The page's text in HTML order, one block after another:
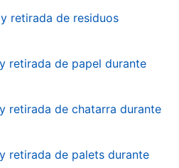
retirada de residuos
retirada de papel durante
retirada de chatarra durante
retirada de palets durante